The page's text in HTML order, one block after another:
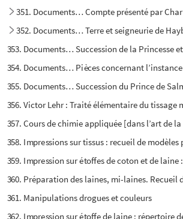
351. Documents… Compte présenté par
352. Documents… Terre et seigneurie de
353. Documents… Succession de la Princesse
354. Documents… Pièces concernant
355. Documents… Succession du Prince de
356. Victor Lehr : Traité élémentaire du
357. Cours de chimie appliquée [dans l’art de
358. Impressions sur tissus : recueil de
359. Impression sur étoffes de coton et de
360. Préparation des laines, mi-laines.
361. Manipulations drogues et couleurs
362. Impression sur étoffe de laine : répertoire